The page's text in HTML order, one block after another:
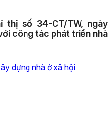
thị số 34-CT/TW, ngày
công tác phát triển nhà
dựng nhà ở xã hội